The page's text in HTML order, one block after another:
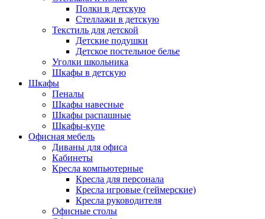
Полки в детскую
Стеллажи в детскую
Текстиль для детской
Детские подушки
Детское постельное белье
Уголки школьника
Шкафы в детскую
Шкафы
Пеналы
Шкафы навесные
Шкафы распашные
Шкафы-купе
Офисная мебель
Диваны для офиса
Кабинеты
Кресла компьютерные
Кресла для персонала
Кресла игровые (геймерские)
Кресла руководителя
Офисные столы